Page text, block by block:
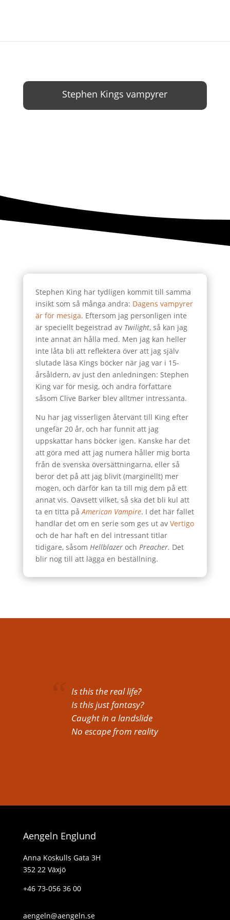
Stephen Kings vampyrer
Stephen King har tydligen kommit till samma
insikt som så många andra: Dagens vampyrer
är för mesiga. Eftersom jag personligen inte
är speciellt begeistrad av Twilight, så kan jag
inte annat än hålla med. Men jag kan heller
inte låta bli att reflektera över att jag själv
slutade läsa Kings böcker när jag var i 15-
årsåldern, av just den anledningen: Stephen
King var för mesig, och andra författare
såsom Clive Barker blev alltmer intressanta.
Nu har jag visserligen återvänt till King efter
ungefär 20 år, och har funnit att jag
uppskattar hans böcker igen. Kanske har det
att göra med att jag numera håller mig borta
från de svenska översättningarna, eller så
beror det på att jag blivit (marginellt) mer
mogen, och därför kan ta till mig dem på ett
annat vis. Oavsett vilket, så ska det bli kul att
ta en titta påAmerican Vampire. I det här fallet
handlar det om en serie som ges ut av Vertigo
och de har haft en del intressant titlar
tidigare, såsom Hellblazeroch Preacher. Det
blir nog till att lägga en beställning.
Is this the real life?
Is this just fantasy?
Caught in a landslide
No escape from reality
Aengeln Englund
Anna Koskulls Gata 3H
352 22 Växjö
+46 73-056 36 00
aengeln@aengeln.se